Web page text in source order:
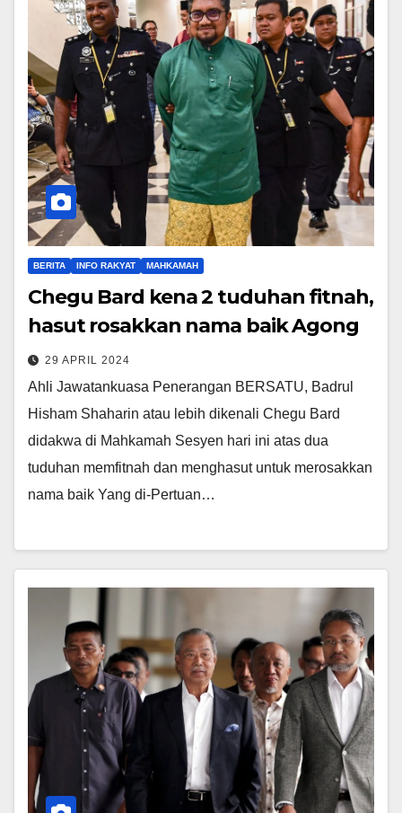
BERITA INFO RAKYAT MAHKAMAH
Chegu Bard kena 2 tuduhan fitnah,
hasut rosakkan nama baik Agong
29 APRIL 2024
Ahli Jawatankuasa Penerangan BERSATU, Badrul
Hisham Shaharin atau lebih dikenali Chegu Bard
didakwa di Mahkamah Sesyen hari ini atas dua
tuduhan memfitnah dan menghasut untuk merosakkan
nama baik Yang di-Pertuan…